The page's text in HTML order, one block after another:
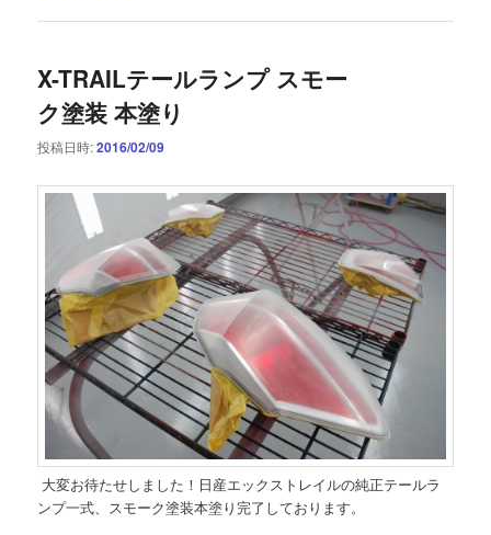
X-TRAILテールランプ スモー
ク塗装 本塗り
投稿日時:2016/02/09
大変お待たせしました！日産エックストレイルの純正テールラ
ンプ一式、スモーク塗装本塗り完了しております。